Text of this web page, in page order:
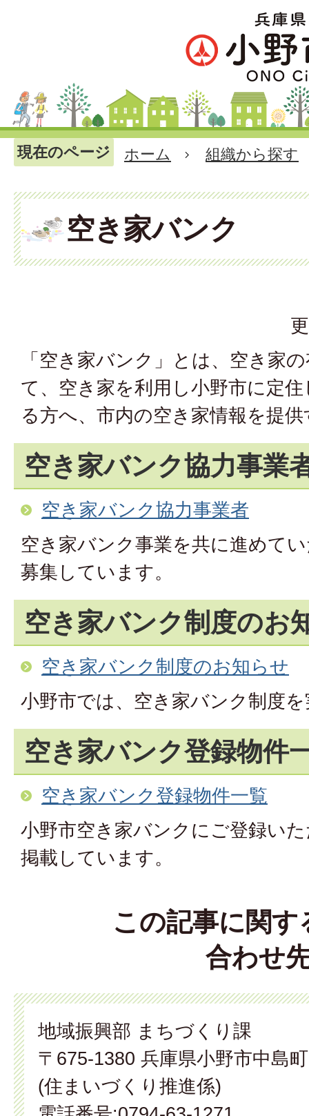
現在のページ ホーム 組織から探す
空き家バンク
「空き家バンク」とは、空き家
て、空き家を利用し小野市に定
る方へ、市内の空き家情報を提
空き家バンク協力事業
空き家バンク協力事業者
空き家バンク事業を共に進めて
募集しています。
空き家バンク制度のお
空き家バンク制度のお知らせ
小野市では、空き家バンク制度
空き家バンク登録物件
空き家バンク登録物件一覧
小野市空き家バンクにご登録い
掲載しています。
この記事に関す
合わせ
地域振興部 まちづくり課
〒675-1380 兵庫県小野市中島
(住まいづくり推進係)